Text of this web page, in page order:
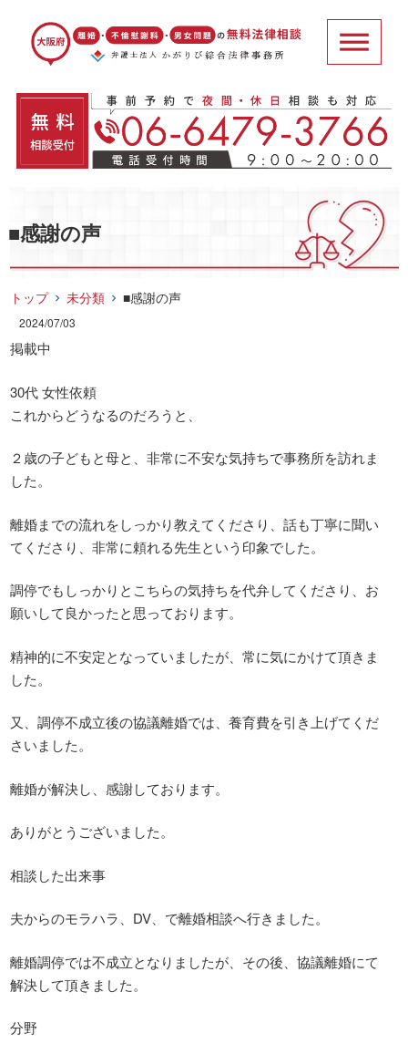
■感謝の声
トップ 未分類 ■感謝の声
2024/07/03
掲載中
30代 女性依頼
これからどうなるのだろうと、
２歳の子どもと母と、非常に不安な気持ちで事務所を訪れま
した。
離婚までの流れをしっかり教えてくださり、話も丁寧に聞い
てくださり、非常に頼れる先生という印象でした。
調停でもしっかりとこちらの気持ちを代弁してくださり、お
願いして良かったと思っております。
精神的に不安定となっていましたが、常に気にかけて頂きま
した。
又、調停不成立後の協議離婚では、養育費を引き上げてくだ
さいました。
離婚が解決し、感謝しております。
ありがとうございました。
相談した出来事
夫からのモラハラ、DV、で離婚相談へ行きました。
離婚調停では不成立となりましたが、その後、協議離婚にて
解決して頂きました。
分野